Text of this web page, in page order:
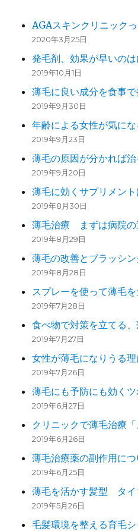
AGAスキンクリニック
2020年3月25日
発毛剤、効果が早いのは
2019年10月1日
薄毛に良い成分を食事で
2019年9月30日
年齢による女性が気に
2019年9月23日
薄毛の原因が分かれば
2019年9月20日
薄毛に効くサプリメント
2019年8月30日
薄毛治療 まずは病院の
2019年8月29日
薄毛の改善とブラッシ
2019年8月28日
スプレーを使って薄毛
2019年7月28日
食べ物で対策を立てる
2019年7月27日
女性が薄毛になりうる理
2019年7月26日
薄毛にも予防にも効くツ
2019年6月27日
クリニックで薄毛治療「
2019年6月26日
薄毛治療薬の副作用につ
2019年6月25日
薄毛を活かす髪型 タ
2019年5月26日
毛髪環境を整える育毛